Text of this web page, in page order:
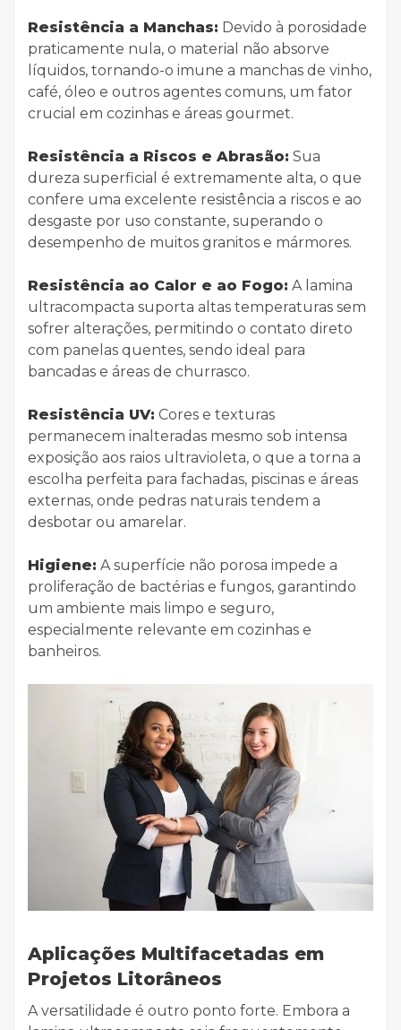
Resistência a Manchas: Devido à porosidade
praticamente nula, o material não absorve
líquidos, tornando-o imune a manchas de vinho,
café, óleo e outros agentes comuns, um fator
crucial em cozinhas e áreas gourmet.
Resistência a Riscos e Abrasão: Sua
dureza superficial é extremamente alta, o que
confere uma excelente resistência a riscos e ao
desgaste por uso constante, superando o
desempenho de muitos granitos e mármores.
Resistência ao Calor e ao Fogo: A lamina
ultracompacta suporta altas temperaturas sem
sofrer alterações, permitindo o contato direto
com panelas quentes, sendo ideal para
bancadas e áreas de churrasco.
Resistência UV: Cores e texturas
permanecem inalteradas mesmo sob intensa
exposição aos raios ultravioleta, o que a torna a
escolha perfeita para fachadas, piscinas e áreas
externas, onde pedras naturais tendem a
desbotar ou amarelar.
Higiene: A superfície não porosa impede a
proliferação de bactérias e fungos, garantindo
um ambiente mais limpo e seguro,
especialmente relevante em cozinhas e
banheiros.
Aplicações Multifacetadas em
Projetos Litorâneos
A versatilidade é outro ponto forte. Embora a